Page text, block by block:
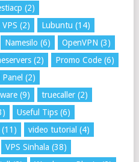
(2)
(2) Lubuntu (14)
Namesilo (6) OpenVPN (3)
(2) Promo Code(6)
(2)
(9) truecaller(2)
Useful Tips(6)
(11) video tutorial (4)
VPS Sinhala (38)